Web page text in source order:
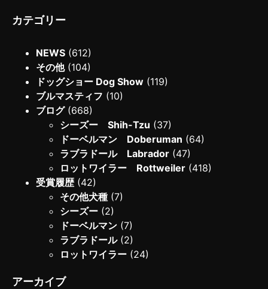
カテゴリー
NEWS (612)
その他(104)
ドッグショー Dog Show (119)
ブルマスティフ (10)
ブログ(668)
シーズー Shih-Tzu (37)
ドーベルマン Doberuman (64)
ラブラドール Labrador (47)
ロットワイラー Rottweiler (418)
受賞履歴(42)
その他犬種 (7)
シーズー (2)
ドーベルマン (7)
ラブラドール(2)
ロットワイラー (24)
アーカイブ